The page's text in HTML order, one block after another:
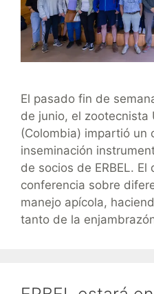
El pasado fin de
de junio, el zootecnista
(Colombia) impartió un
inseminación
de socios de ERBEL.
conferencia sobre
manejo apícola,
tanto de la